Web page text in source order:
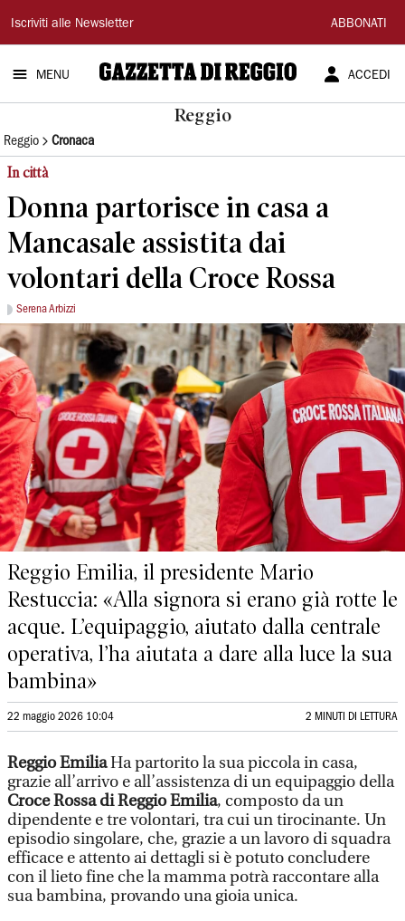
Gazzetta
di
Reggio
Iscriviti alle Newsletter ABBONATI
MENU ACCEDI
Reggio
Reggio Cronaca
In città
Donna partorisce in casa a
Mancasale assistita dai
volontari della Croce Rossa
Serena Arbizzi
Reggio Emilia, il presidente Mario
Restuccia: «Alla signora si erano già rotte le
acque. L’equipaggio, aiutato dalla centrale
operativa, l’ha aiutata a dare alla luce la sua
bambina»
22 maggio 2026 10:04 2 MINUTI DI LETTURA
Reggio EmiliaHa partorito la sua piccola in casa,
grazie all’arrivo e all’assistenza di un equipaggio della
Croce Rossa di Reggio Emilia, composto da un
dipendente e tre volontari, tra cui un tirocinante. Un
episodio singolare, che, grazie a un lavoro di squadra
efficace e attento ai dettagli si è potuto concludere
con il lieto fine che la mamma potrà raccontare alla
sua bambina, provando una gioia unica.